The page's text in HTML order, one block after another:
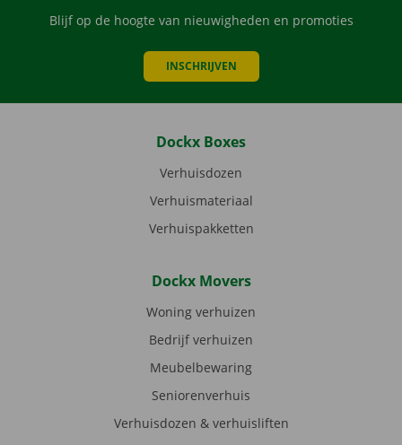
Blijf op de hoogte van nieuwigheden en promoties
INSCHRIJVEN
Dockx Boxes
Verhuisdozen
Verhuismateriaal
Verhuispakketten
Dockx Movers
Woning verhuizen
Bedrijf verhuizen
Meubelbewaring
Seniorenverhuis
Verhuisdozen & verhuisliften